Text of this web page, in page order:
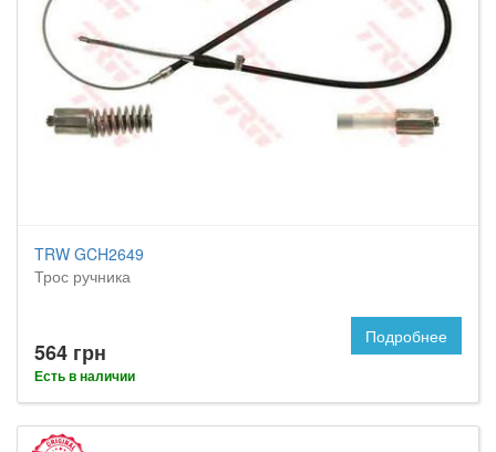
TRW GCH2649
Трос ручника
564 грн
Есть в наличии
Подробнее